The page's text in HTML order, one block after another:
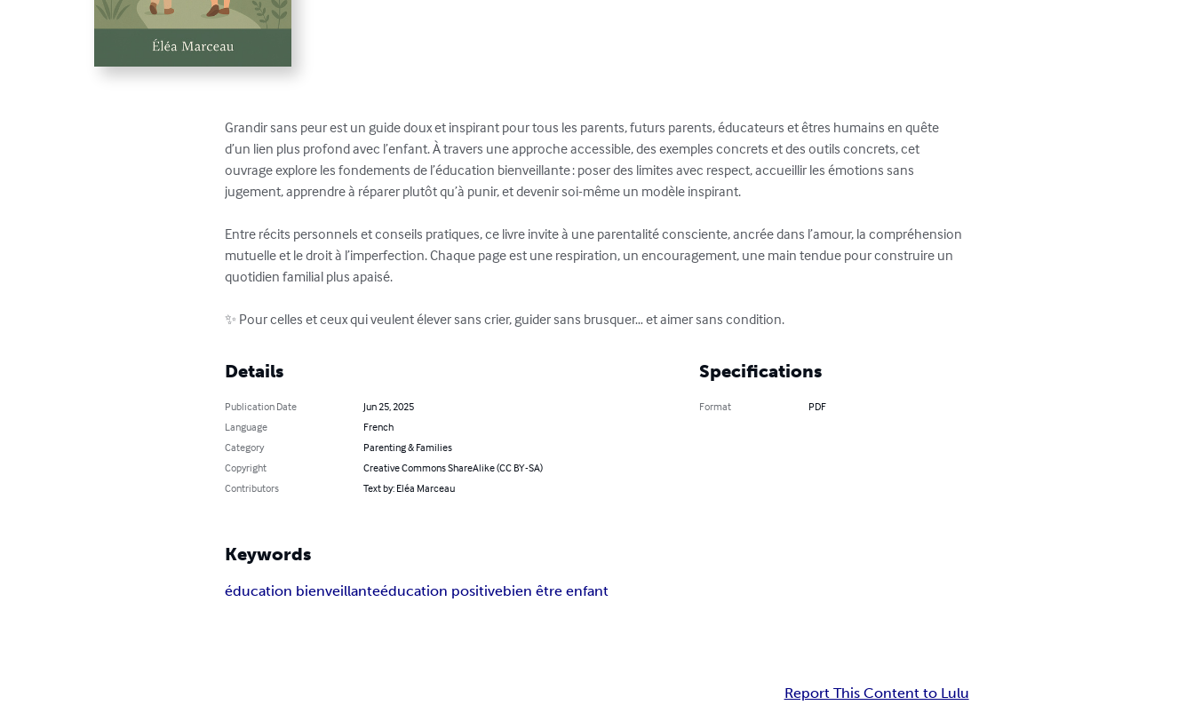
Grandir sans peur est un guide doux et inspirant pour tous les parents, futurs parents, éducateurs et êtres humains en quête
d’un lien plus profond avec l’enfant. À travers une approche accessible, des exemples concrets et des outils concrets, cet
ouvrage explore les fondements de l’éducation bienveillante : poser des limites avec respect, accueillir les émotions sans
jugement, apprendre à réparer plutôt qu’à punir, et devenir soi-même un modèle inspirant.
Entre récits personnels et conseils pratiques, ce livre invite à une parentalité consciente, ancrée dans l’amour, la compréhension
mutuelle et le droit à l’imperfection. Chaque page est une respiration, un encouragement, une main tendue pour construire un
quotidien familial plus apaisé.
✨ Pour celles et ceux qui veulent élever sans crier, guider sans brusquer… et aimer sans condition.
Details
Publication Date
Jun 25, 2025
Language
French
Category
Parenting & Families
Copyright
Creative Commons ShareAlike (CC BY-SA)
Contributors
Text by: Eléa Marceau
Specifications
Format PDF
Keywords
éducation bienveillanteéducation positivebien être enfant
Report This Content to Lulu